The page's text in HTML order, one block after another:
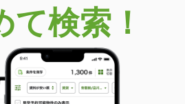
5万円
山形県米沢市通町５
45.77m²
1LDK
て検索！